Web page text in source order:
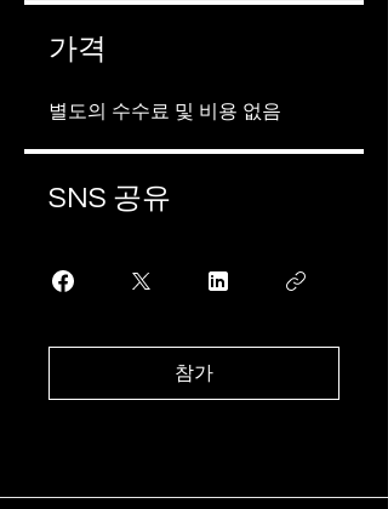
가격
별도의 수수료 및 비용 없음
SNS 공유
참가